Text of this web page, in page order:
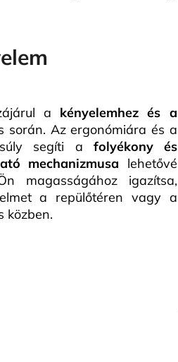
a kényelemhez és a
során. Az ergonómiára és a
segíti a folyékony és
mechanizmusa lehetővé
magasságához igazítsa,
a repülőtéren vagy a
közben.